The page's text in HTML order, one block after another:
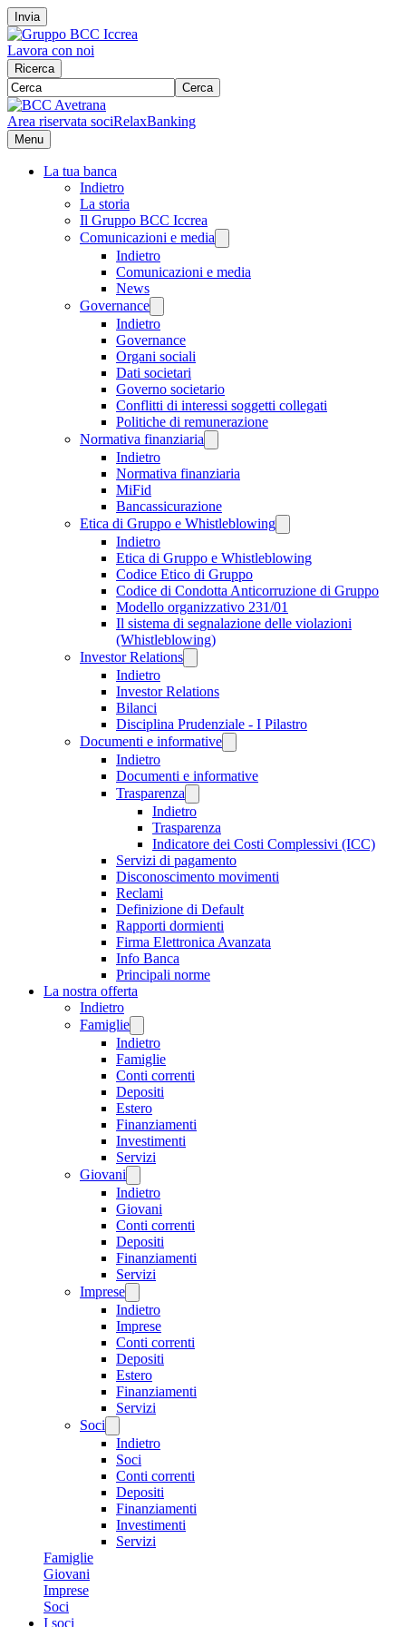
Invia
Lavora con noi
Ricerca
Cerca
Area riservata sociRelaxBanking
Menu
La tua banca
Indietro
La storia
Il Gruppo BCC Iccrea
Comunicazioni e media
Indietro
Comunicazioni e media
News
Governance
Indietro
Governance
Organi sociali
Dati societari
Governo societario
Conflitti di interessi soggetti collegati
Politiche di remunerazione
Normativa finanziaria
Indietro
Normativa finanziaria
MiFid
Bancassicurazione
Etica di Gruppo e Whistleblowing
Indietro
Etica di Gruppo e Whistleblowing
Codice Etico di Gruppo
Codice di Condotta Anticorruzione di Gruppo
Modello organizzativo 231/01
Il sistema di segnalazione delle violazioni
(Whistleblowing)
Investor Relations
Indietro
Investor Relations
Bilanci
Disciplina Prudenziale - I Pilastro
Documenti e informative
Indietro
Documenti e informative
Trasparenza
Indietro
Trasparenza
Indicatore dei Costi Complessivi (ICC)
Servizi di pagamento
Disconoscimento movimenti
Reclami
Definizione di Default
Rapporti dormienti
Firma Elettronica Avanzata
Info Banca
Principali norme
La nostra offerta
Indietro
Famiglie
Indietro
Famiglie
Conti correnti
Depositi
Estero
Finanziamenti
Investimenti
Servizi
Giovani
Indietro
Giovani
Conti correnti
Depositi
Finanziamenti
Servizi
Imprese
Indietro
Imprese
Conti correnti
Depositi
Estero
Finanziamenti
Servizi
Soci
Indietro
Soci
Conti correnti
Depositi
Finanziamenti
Investimenti
Servizi
Famiglie
Giovani
Imprese
Soci
I soci